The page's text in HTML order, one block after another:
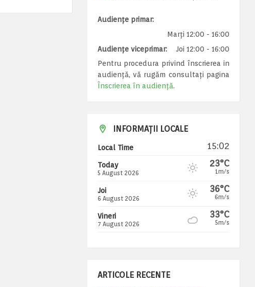
Audiențe primar:
Marți 12:00 - 16:00
Audiențe viceprimar:
Joi 12:00 - 16:00
Pentru procedura privind înscrierea in
audiență, vă rugăm consultați pagina
Înscrierea în audiență.
INFORMAȚII LOCALE
Local Time 15:02
Today
5 August 2026
23°C
1m/s
Joi
6 August 2026
36°C
6m/s
Vineri
7 August 2026
33°C
5m/s
ARTICOLE RECENTE